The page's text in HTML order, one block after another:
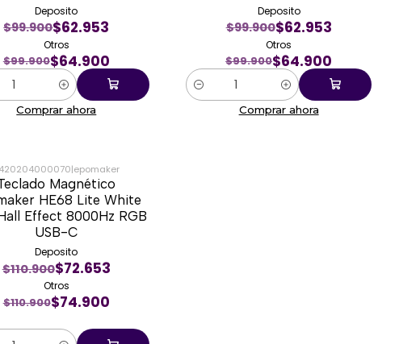
Deposito
$99.900$62.953
Otros
$99.900$64.900
Comprar ahora
Deposito
$99.900$62.953
Otros
$99.900$64.900
Cantidad
Comprar ahora
|epomaker
Magnético
HE68 Lite White
Effect 8000Hz RGB
USB-C
Deposito
$110.900$72.653
Otros
$110.900$74.900